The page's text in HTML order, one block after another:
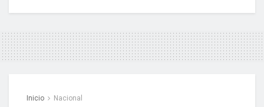
Inicio Nacional